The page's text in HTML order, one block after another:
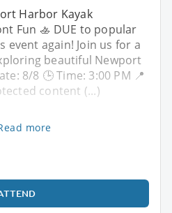
Harbor Kayak
Fun 🚣 DUE to popular
event again! Join us for a
beautiful Newport
8/8 🕒 Time: 3:00 PM 📍
content (...)
more